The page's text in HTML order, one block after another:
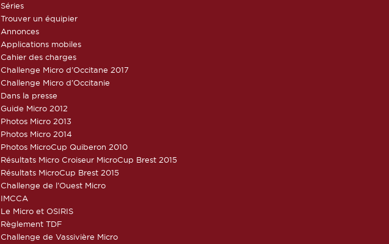
Séries
Trouver un équipier
Annonces
Applications mobiles
Cahier des charges
Challenge Micro d’Occitane 2017
Challenge Micro d’Occitanie
Dans la presse
Guide Micro 2012
Photos Micro 2013
Photos Micro 2014
Photos MicroCup Quiberon 2010
Résultats Micro Croiseur MicroCup Brest 2015
Résultats MicroCup Brest 2015
Challenge de l’Ouest Micro
IMCCA
Le Micro et OSIRIS
Règlement TDF
Challenge de Vassivière Micro